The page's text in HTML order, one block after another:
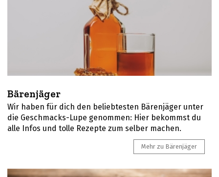
Bärenjäger
Wir haben für dich den beliebtesten Bärenjäger unter
die Geschmacks-Lupe genommen: Hier bekommst du
alle Infos und tolle Rezepte zum selber machen.
Mehr zu Bärenjäger